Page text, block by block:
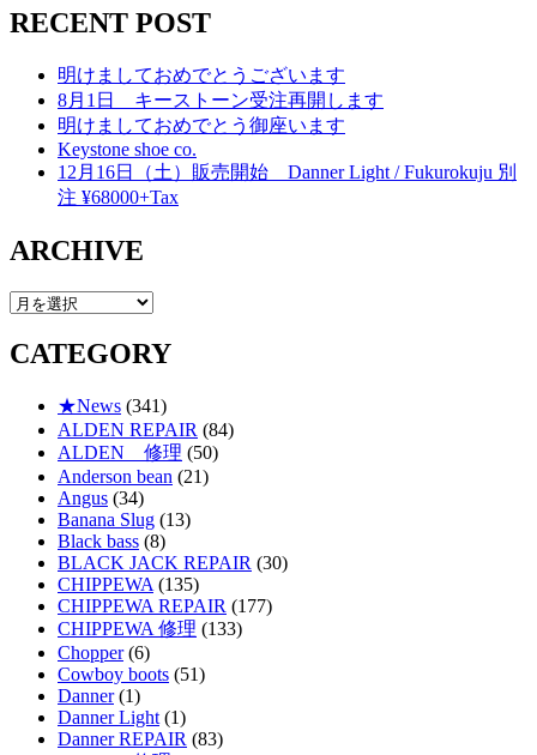
RECENT POST
明けましておめでとうございます
8月1日 キーストーン受注再開します
明けましておめでとう御座います
Keystone shoe co.
12月16日（土）販売開始 Danner Light / Fukurokuju 別
注 ¥68000+Tax
ARCHIVE
ARCHIVE
CATEGORY
★News (341)
ALDEN REPAIR (84)
ALDEN 修理 (50)
Anderson bean (21)
Angus (34)
Banana Slug (13)
Black bass (8)
BLACK JACK REPAIR (30)
CHIPPEWA (135)
CHIPPEWA REPAIR (177)
CHIPPEWA 修理 (133)
Chopper(6)
Cowboy boots (51)
Danner(1)
Danner Light (1)
Danner REPAIR (83)